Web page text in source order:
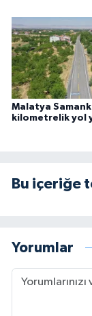
Malatya
kilometrelik yol
Bu içeriğe
Yorumlar